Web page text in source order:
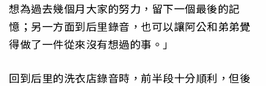
想為過去幾個月大家的努力，留下一個最後的記
憶；另一方面到后里錄音，也可以讓阿公和弟弟覺
得做了一件從來沒有想過的事。」
回到后里的洗衣店錄音時，前半段十分順利，但後